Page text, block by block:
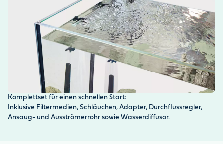
Komplettset für einen schnellen Start:
Inklusive Filtermedien, Schläuchen, Adapter, Durchflussregler,
Ansaug- und Ausströmerrohr sowie Wasserdiffusor.